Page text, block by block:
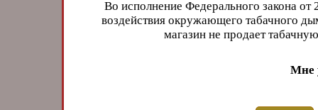
Во исполнение Федерального закона
воздействия окружающего табачного
магазин не продает
Мне